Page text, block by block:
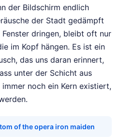
der Bildschirm endlich
der Stadt gedämpft
dringen, bleibt oft nur
im Kopf hängen. Es ist ein
das uns daran erinnert,
unter der Schicht aus
noch ein Kern existiert,
of the opera iron maiden